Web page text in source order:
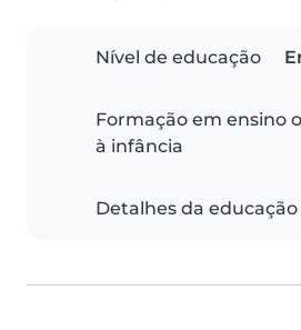
Nível de educação
Formação em ensino
à infância
Detalhes da educação